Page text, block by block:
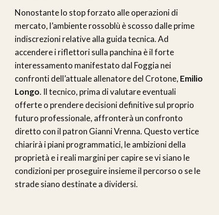
Nonostante lo stop forzato alle operazioni di
mercato, l’ambiente rossoblù è scosso dalle prime
indiscrezioni relative alla guida tecnica. Ad
accendere i riflettori sulla panchina è il forte
interessamento manifestato dal Foggia nei
confronti dell’attuale allenatore del Crotone, Emilio
Longo. Il tecnico, prima di valutare eventuali
offerte o prendere decisioni definitive sul proprio
futuro professionale, affronterà un confronto
diretto con il patron Gianni Vrenna. Questo vertice
chiarirà i piani programmatici, le ambizioni della
proprietà e i reali margini per capire se vi siano le
condizioni per proseguire insieme il percorso o se le
strade siano destinate a dividersi.